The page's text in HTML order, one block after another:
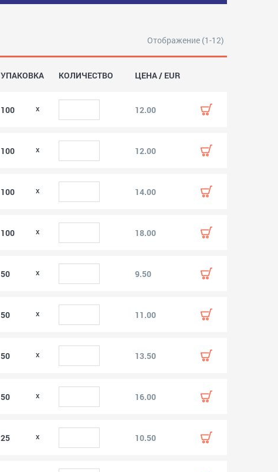
Отображение (1-12)
УПАКОВКА КОЛИЧЕСТВО ЦЕНА / EUR
100 12.00
100 12.00
100 14.00
100 18.00
50 9.50
50 11.00
50 13.50
50 16.00
25 10.50